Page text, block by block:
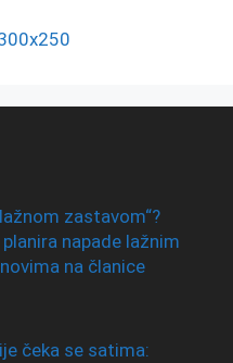
zastavom“?
napade lažnim
na članice
čeka se satima: